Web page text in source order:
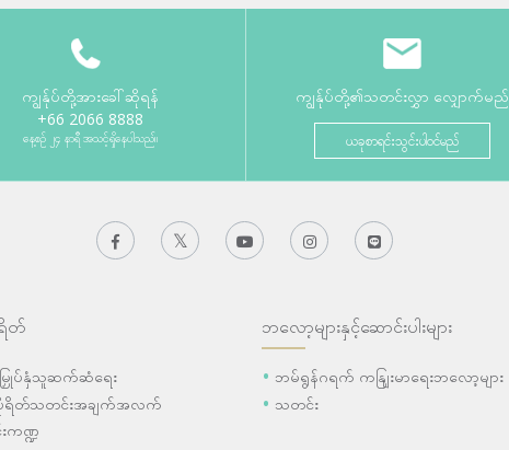
ကျွန်ုပ်တို့အားခေါ်ဆိုရန်
+66 2066 8888
နေ့စဉ် ၂၄ နာရီ အသင့်ရှိနေပါသည်။
ကျွန်ုပ်တို့၏သတင်းလွှာ လျှောက်မည်
ယခုစာရင်းသွင်းပါဝင်မည်
တ်
မြှုပ်နှံသူဆက်ဆံရေး
ရိတ်သတင်းအချက်အလက်
ကဏ္ဍ
ဘလော့များနှင့်ဆောင်းပါးများ
ဘမ်ရွန်ဂရက် ကနျြးမာရေးဘလော့များ
သတင်း